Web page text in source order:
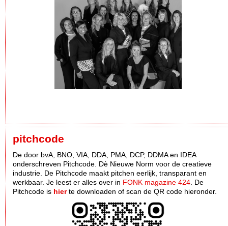
pitchcode
De door bvA, BNO, VIA, DDA, PMA, DCP, DDMA en IDEA
onderschreven Pitchcode. Dè Nieuwe Norm voor de creatieve
industrie. De Pitchcode maakt pitchen eerlijk, transparant en
werkbaar. Je leest er alles over in FONK magazine 424 . De
Pitchcode is hierte downloaden of scan de QR code hieronder.